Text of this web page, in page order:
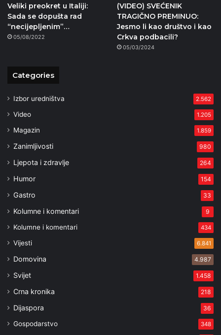
Veliki preokret u Italiji:
Sada se dopušta rad
“necijepljenim”…
05/08/2022
(VIDEO) SVEĆENIK
TRAGIČNO PREMINUO:
Jesmo li kao društvo i kao
Crkva podbacili?
05/03/2024
Categories
Izbor uredništva 2.562
Video 1.205
Magazin 1.859
Zanimljivosti 980
Ljepota i zdravlje 264
Humor 154
Gastro 33
Kolumne i komentari 9
Kolumne i komentari 434
Vijesti 6.841
Domovina 4.987
Svijet 1.458
Crna kronika 218
Dijaspora 36
Gospodarstvo 348